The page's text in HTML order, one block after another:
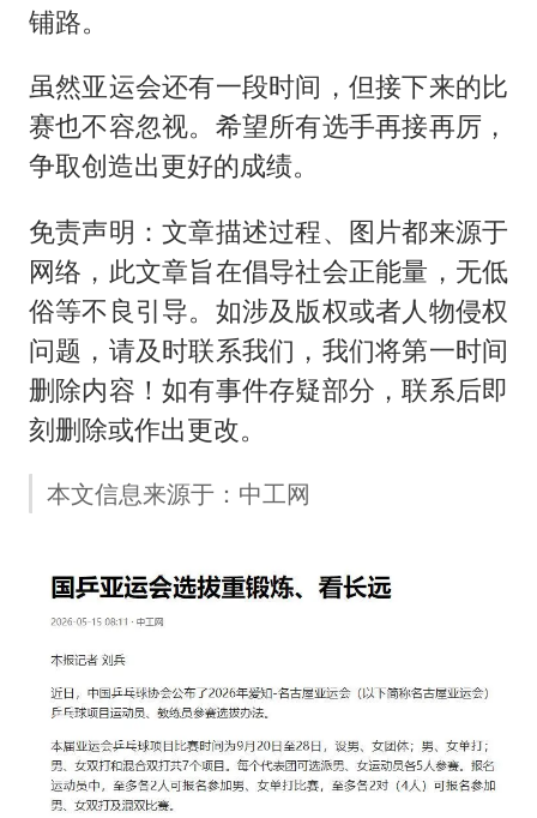
铺路。
虽然亚运会还有一段时间，但接下来的比
赛也不容忽视。希望所有选手再接再厉，
争取创造出更好的成绩。
免责声明：文章描述过程、图片都来源于
网络，此文章旨在倡导社会正能量，无低
俗等不良引导。如涉及版权或者人物侵权
问题，请及时联系我们，我们将第一时间
删除内容！如有事件存疑部分，联系后即
刻删除或作出更改。
本文信息来源于：中工网